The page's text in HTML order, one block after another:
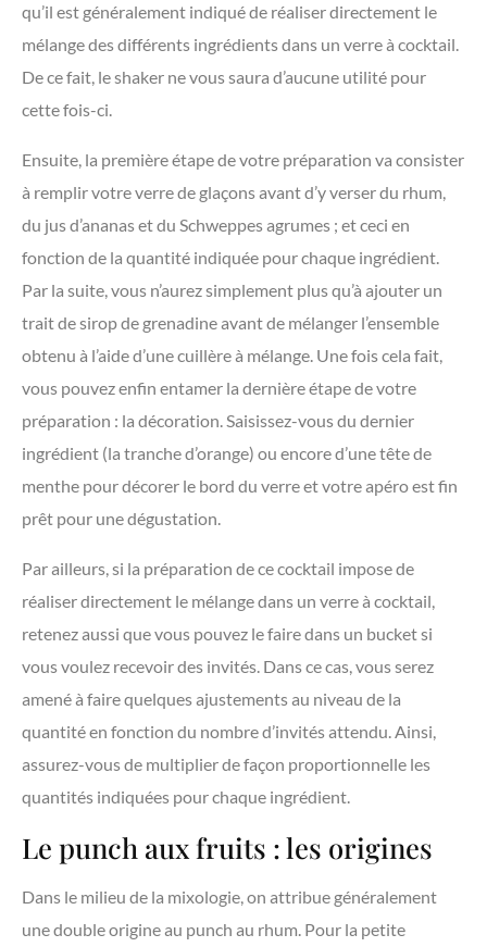
qu’il est généralement indiqué de réaliser directement le
mélange des différents ingrédients dans un verre à cocktail.
De ce fait, le shaker ne vous saura d’aucune utilité pour
cette fois-ci.
Ensuite, la première étape de votre préparation va consister
à remplir votre verre de glaçons avant d’y verser du rhum,
du jus d’ananas et du Schweppes agrumes ; et ceci en
fonction de la quantité indiquée pour chaque ingrédient.
Par la suite, vous n’aurez simplement plus qu’à ajouter un
trait de sirop de grenadine avant de mélanger l’ensemble
obtenu à l’aide d’une cuillère à mélange. Une fois cela fait,
vous pouvez enfin entamer la dernière étape de votre
préparation : la décoration. Saisissez-vous du dernier
ingrédient (la tranche d’orange) ou encore d’une tête de
menthe pour décorer le bord du verre et votre apéro est fin
prêt pour une dégustation.
Par ailleurs, si la préparation de ce cocktail impose de
réaliser directement le mélange dans un verre à cocktail,
retenez aussi que vous pouvez le faire dans un bucket si
vous voulez recevoir des invités. Dans ce cas, vous serez
amené à faire quelques ajustements au niveau de la
quantité en fonction du nombre d’invités attendu. Ainsi,
assurez-vous de multiplier de façon proportionnelle les
quantités indiquées pour chaque ingrédient.
Le punch aux fruits : les origines
Dans le milieu de la mixologie, on attribue généralement
une double origine au punch au rhum. Pour la petite